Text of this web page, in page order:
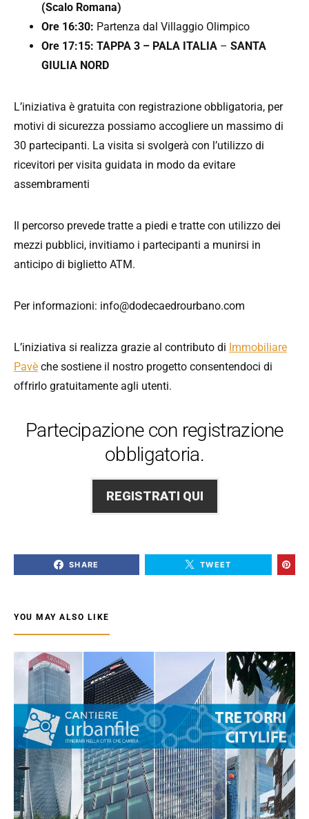
(Scalo Romana)
Ore 16:30: Partenza dal Villaggio Olimpico
Ore 17:15: TAPPA 3 – PALA ITALIA – SANTA
GIULIA NORD
L’iniziativa è gratuita con registrazione obbligatoria, per
motivi di sicurezza possiamo accogliere un massimo di
30 partecipanti. La visita si svolgerà con l’utilizzo di
ricevitori per visita guidata in modo da evitare
assembramenti
Il percorso prevede tratte a piedi e tratte con utilizzo dei
mezzi pubblici, invitiamo i partecipanti a munirsi in
anticipo di biglietto ATM.
Per informazioni: info@dodecaedrourbano.com
L’iniziativa si realizza grazie al contributo di Immobiliare
Pavè che sostiene il nostro progetto consentendoci di
offrirlo gratuitamente agli utenti.
Partecipazione con registrazione
obbligatoria.
REGISTRATI QUI
SHARE TWEET
YOU MAY ALSO LIKE